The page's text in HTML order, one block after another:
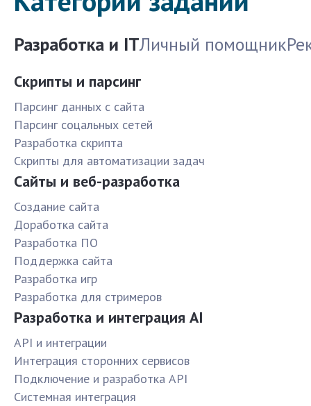
Разработка и ITЛичный помощник
Скрипты и парсинг
Парсинг данных с сайта
Парсинг соцальных сетей
Разработка скрипта
Скрипты для автоматизации задач
Сайты и веб-разработка
Создание сайта
Доработка сайта
Разработка ПО
Поддержка сайта
Разработка игр
Разработка для стримеров
Разработка и интеграция AI
API и интеграции
Интеграция сторонних сервисов
Подключение и разработка API
Системная интеграция